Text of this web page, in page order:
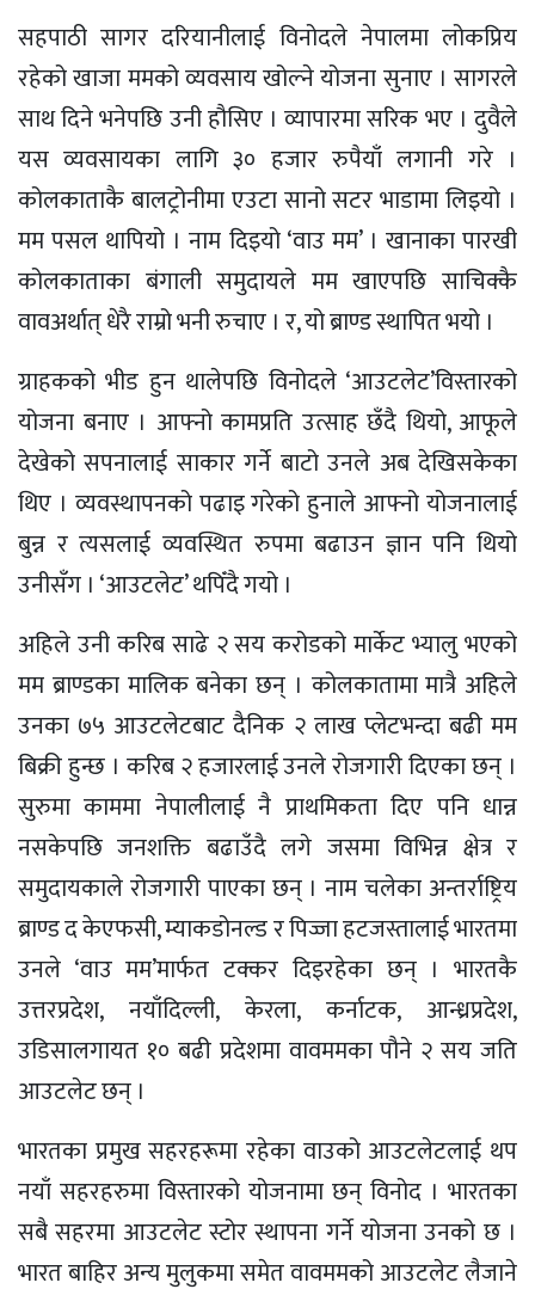
सहपाठी सागर दरियानीलाई विनोदले नेपालमा लोकप्रिय
रहेको खाजा ममको व्यवसाय खोल्ने योजना सुनाए । सागरले
साथ दिने भनेपछि उनी हौसिए । व्यापारमा सरिक भए । दुवैले
यस व्यवसायका लागि ३० हजार रुपैयाँ लगानी गरे ।
कोलकाताकै बालट्रोनीमा एउटा सानो सटर भाडामा लिइयो ।
मम पसल थापियो । नाम दिइयो ‘वाउ मम’ । खानाका पारखी
कोलकाताका बंगाली समुदायले मम खाएपछि साचिक्कै
वावअर्थात् धेरै राम्रो भनी रुचाए । र, यो ब्राण्ड स्थापित भयो ।
ग्राहकको भीड हुन थालेपछि विनोदले ‘आउटलेट’विस्तारको
योजना बनाए । आफ्नो कामप्रति उत्साह छँदै थियो, आफूले
देखेको सपनालाई साकार गर्ने बाटो उनले अब देखिसकेका
थिए । व्यवस्थापनको पढाइ गरेको हुनाले आफ्नो योजनालाई
बुन्न र त्यसलाई व्यवस्थित रुपमा बढाउन ज्ञान पनि थियो
उनीसँग । ‘आउटलेट’ थपिँदै गयो ।
अहिले उनी करिब साढे २ सय करोडको मार्केट भ्यालु भएको
मम ब्राण्डका मालिक बनेका छन् । कोलकातामा मात्रै अहिले
उनका ७५ आउटलेटबाट दैनिक २ लाख प्लेटभन्दा बढी मम
बिक्री हुन्छ । करिब २ हजारलाई उनले रोजगारी दिएका छन् ।
सुरुमा काममा नेपालीलाई नै प्राथमिकता दिए पनि धान्न
नसकेपछि जनशक्ति बढाउँदै लगे जसमा विभिन्न क्षेत्र र
समुदायकाले रोजगारी पाएका छन् । नाम चलेका अन्तर्राष्ट्रिय
ब्राण्ड द केएफसी, म्याकडोनल्ड र पिज्जा हटजस्तालाई भारतमा
उनले ‘वाउ मम’मार्फत टक्कर दिइरहेका छन् । भारतकै
उत्तरप्रदेश, नयाँदिल्ली, केरला, कर्नाटक, आन्ध्रप्रदेश,
उडिसालगायत १० बढी प्रदेशमा वावममका पौने २ सय जति
आउटलेट छन् ।
भारतका प्रमुख सहरहरूमा रहेका वाउको आउटलेटलाई थप
नयाँ सहरहरुमा विस्तारको योजनामा छन् विनोद । भारतका
सबै सहरमा आउटलेट स्टोर स्थापना गर्ने योजना उनको छ ।
भारत बाहिर अन्य मुलुकमा समेत वावममको आउटलेट लैजाने